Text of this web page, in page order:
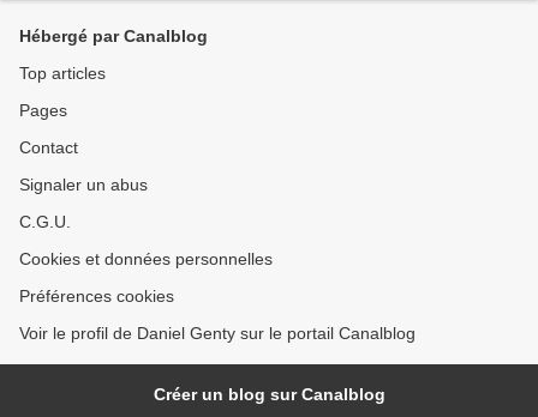
Hébergé par Canalblog
Top articles
Pages
Contact
Signaler un abus
C.G.U.
Cookies et données personnelles
Préférences cookies
Voir le profil de Daniel Genty sur le portail Canalblog
Créer un blog sur Canalblog